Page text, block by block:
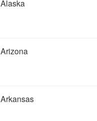
Alaska
Arizona
Arkansas